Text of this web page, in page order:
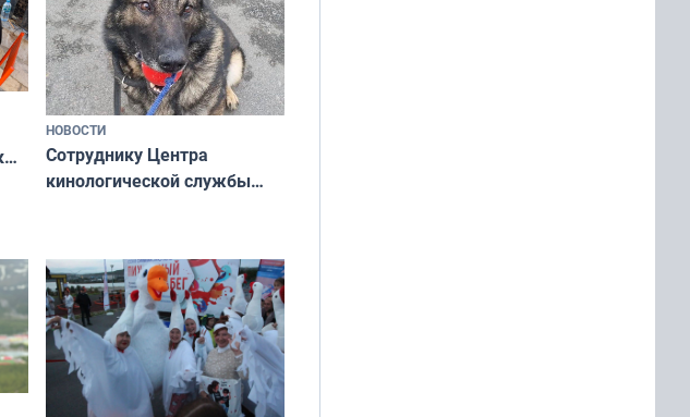
НОВОСТИ
Сотруднику Центра
кинологической службы